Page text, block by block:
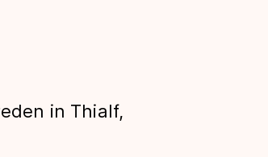
in Thialf,